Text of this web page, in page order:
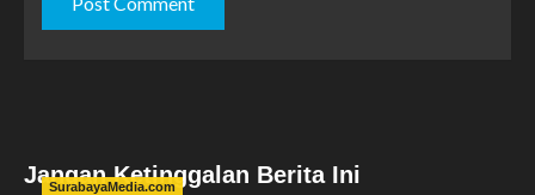
Jangan Ketinggalan Berita Ini
SurabayaMedia.com